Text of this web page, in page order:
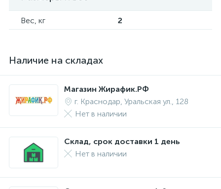
Вес, кг 2
Наличие на складах
Магазин Жирафик.РФ
г. Краснодар, Уральская ул., 128
Нет в наличии
Склад, срок доставки 1 день
Нет в наличии